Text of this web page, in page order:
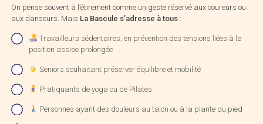
On pense souvent à l’étirement comme un geste réservé aux coureurs ou
aux danseurs. Mais La Bascule s’adresse à tous :
Travailleurs sédentaires, en prévention des tensions liées à la
position assise prolongée
Seniors souhaitant préserver équilibre et mobilité
Pratiquants de yoga ou de Pilates
Personnes ayant des douleurs au talon ou à la plante du pied